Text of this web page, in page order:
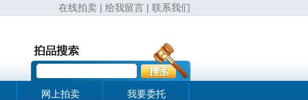
在线拍卖 | 给我留言 | 联系我们
网上拍卖 我要委托